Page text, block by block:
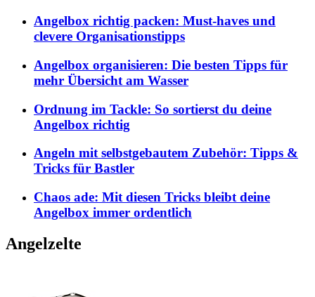
Angelbox richtig packen: Must-haves und
clevere Organisationstipps
Angelbox organisieren: Die besten Tipps für
mehr Übersicht am Wasser
Ordnung im Tackle: So sortierst du deine
Angelbox richtig
Angeln mit selbstgebautem Zubehör: Tipps &
Tricks für Bastler
Chaos ade: Mit diesen Tricks bleibt deine
Angelbox immer ordentlich
Angelzelte